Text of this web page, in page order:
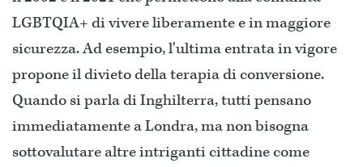
LGBTQIA+ di vivere liberamente e in maggiore
sicurezza. Ad esempio, l'ultima entrata in vigore
propone il divieto della terapia di conversione.
Quando si parla di Inghilterra, tutti pensano
immediatamente a Londra, ma non bisogna
sottovalutare altre intriganti cittadine come